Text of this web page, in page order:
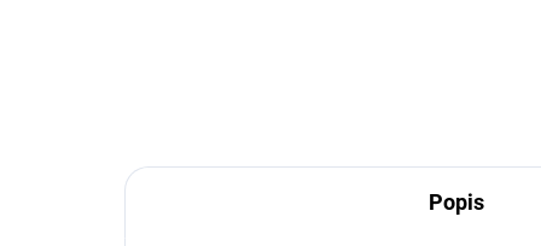
Popis